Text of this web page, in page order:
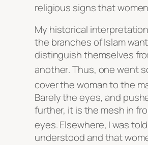
religious signs that
My historical
the branches of Islam
distinguish themselves
another. Thus, one went
cover the woman to the
Barely the eyes, and
further, it is the mesh in
eyes. Elsewhere, I was
understood and that